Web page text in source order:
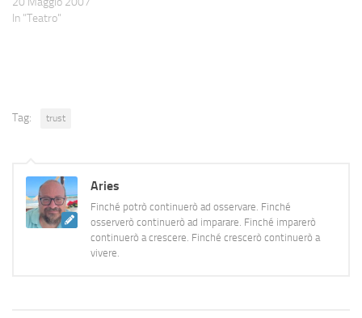
vederne una fedelissima
In "Teatro"
Tag: trust
Aries
Finché potrò continuerò ad osservare. Finché
osserverò continuerò ad imparare. Finché imparerò
continuerò a crescere. Finché crescerò continuerò a
vivere.